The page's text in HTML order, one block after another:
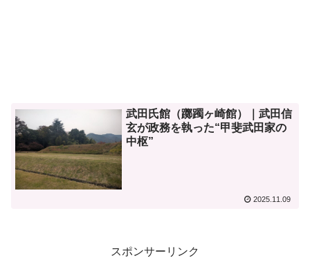
武田氏館（躑躅ヶ崎館）｜武田信
玄が政務を執った“甲斐武田家の
中枢”
2025.11.09
スポンサーリンク